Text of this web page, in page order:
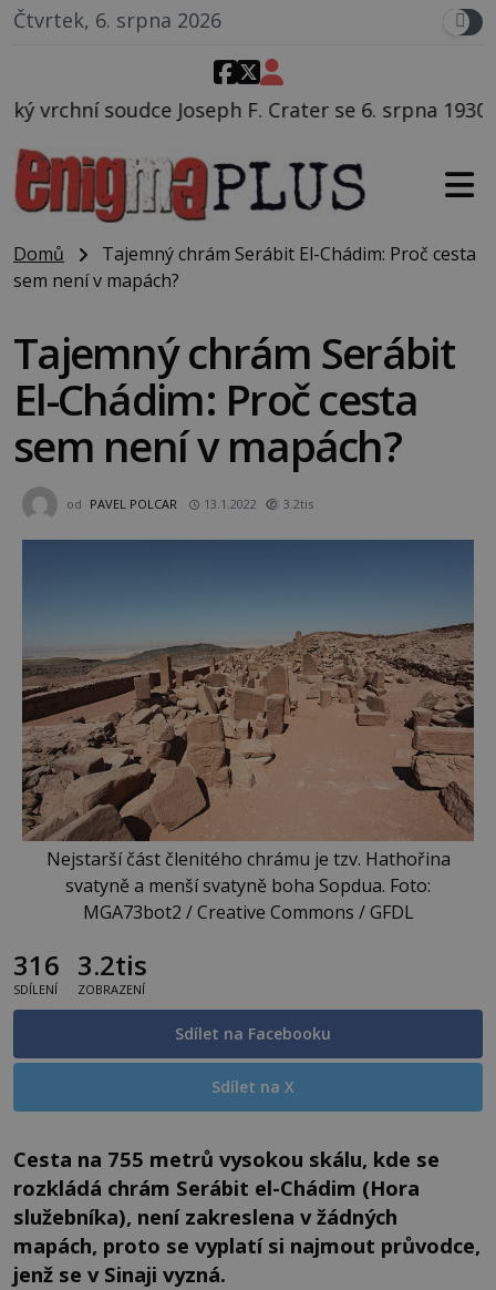
Čtvrtek, 6. srpna 2026
Crater se 6. srpna 1930 navečeří ve své
Domů
Tajemný chrám Serábit El-Chádim: Proč cesta
sem není v mapách?
Tajemný chrám Serábit
El-Chádim: Proč cesta
sem není v mapách?
od PAVEL POLCAR 13.1.2022 3.2tis
Nejstarší část členitého chrámu je tzv. Hathořina
svatyně a menší svatyně boha Sopdua. Foto:
MGA73bot2 / Creative Commons / GFDL
316
SDÍLENÍ
3.2tis
ZOBRAZENÍ
Sdílet na Facebooku
Sdílet na X
Cesta na 755 metrů vysokou skálu, kde se
rozkládá chrám Serábit el-Chádim (Hora
služebníka), není zakreslena v žádných
mapách, proto se vyplatí si najmout průvodce,
jenž se v Sinaji vyzná.